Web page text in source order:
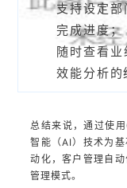
支持设定
完成进度；
随时查看
效能分析的
总结来说，通过使
智能（AI）技术为
动化，客户管理自
管理模式。